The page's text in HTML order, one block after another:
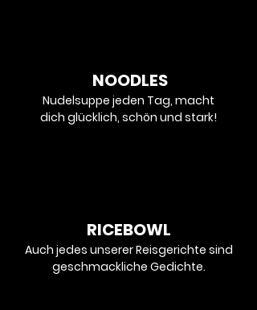
NOODLES
Nudelsuppe jeden Tag, macht
dich glücklich, schön und stark!
RICEBOWL
Auch jedes unserer Reisgerichte sind
geschmackliche Gedichte.